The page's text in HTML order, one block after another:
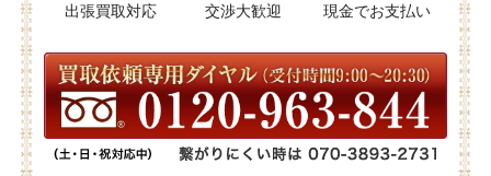
出張買取対応 交渉大歓迎 現金でお支払い